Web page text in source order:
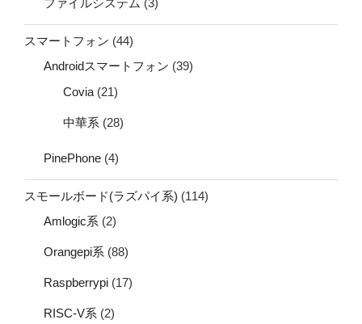
ファイルシステム (3)
スマートフォン (44)
Androidスマートフォン (39)
Covia (21)
中華系 (28)
PinePhone (4)
スモールボード(ラズパイ系) (114)
Amlogic系 (2)
Orangepi系 (88)
Raspberrypi (17)
RISC-V系 (2)